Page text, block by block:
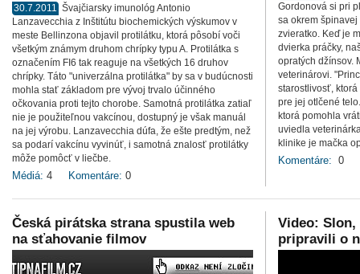
30.7.2011 Švajčiarsky imunológ Antonio
Lanzavecchia z Inštitútu biochemických výskumov v
meste Bellinzona objavil protilátku, ktorá pôsobí voči
všetkým známym druhom chrípky typu A. Protilátka s
označením FI6 tak reaguje na všetkých 16 druhov
chrípky. Táto "univerzálna protilátka" by sa v budúcnosti
mohla stať základom pre vývoj trvalo účinného
očkovania proti tejto chorobe. Samotná protilátka zatiaľ
nie je použiteľnou vakcínou, dostupný je však manuál
na jej výrobu. Lanzavecchia dúfa, že ešte predtým, než
sa podarí vakcínu vyvinúť, i samotná znalosť protilátky
môže pomôcť v liečbe.
Médiá: 4 Komentáre: 0
Gordonová si pri
sa okrem
zvieratko. Keď je
dvierka práčky,
opratých džínsov.
veterinárovi.
starostlivosť,
pre jej otlčené
ktorá pomohla
uviedla
klinike je mačka
Komentáre: 0
Česká pirátska strana spustila web
na sťahovanie filmov
Video:
pripravili o